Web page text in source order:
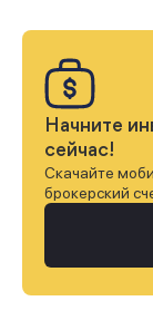
Начните
сейчас!
Скачайте
брокерский